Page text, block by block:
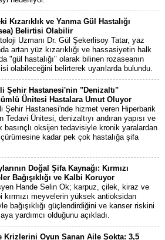
Kızarıklık ve Yanma Gül Hastalığı
Belirtisi Olabilir
Uzmanı Dr. Gül Şekerlisoy Tatar, yaz
artan yüz kızarıklığı ve hassasiyetin halk
"gül hastalığı" olarak bilinen rozaseanın
olabileceğini belirterek uyarılarda bulundu.
Şehir Hastanesi'nin "Denizaltı"
Ünitesi Hastalara Umut Oluyor
Şehir Hastanesi'nde hizmet veren Hiperbarik
Tedavi Ünitesi, denizaltıyı andıran yapısı ve
basınçlı oksijen tedavisiyle kronik yaralardan
kadar pek çok hastalığa şifa
Doğal Şifa Kaynağı: Kırmızı
Bağışıklığı ve Kalbi Koruyor
Hande Selin Ok; karpuz, çilek, kiraz ve
kırmızı meyvelerin yüksek antioksidan
bağışıklığı güçlendirdiğini ve kanser riskini
yardımcı olduğunu açıkladı.
Krizlerini Oyun Sanan Aile Şokta: 3,5